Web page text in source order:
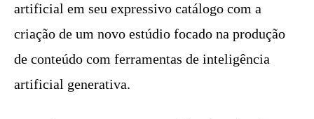
artificial em seu expressivo catálogo com a
criação de um novo estúdio focado na produção
de conteúdo com ferramentas de inteligência
artificial generativa.